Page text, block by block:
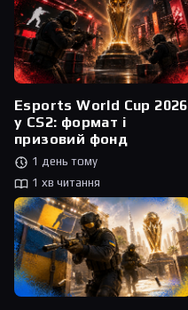
Esports World Cup 2026
у CS2: формат і
призовий фонд
1 день тому
1 хв читання